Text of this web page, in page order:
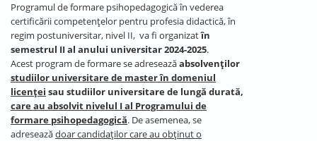
Programul de formare psihopedagogică în vederea
certificării competențelor pentru profesia didactică, în
regim postuniversitar, nivel II, va fi organizatîn
semestrul II al anului universitar 2024-2025.
Acest program de formare se adreseazăabsolvenților
studiilor universitare de master în domeniul
licenței sau studiilor universitare de lungă durată,
care au absolvit nivelul I al Programului de
formare psihopedagogică. De asemenea, se
adreseazădoar candidaților care au obținut o